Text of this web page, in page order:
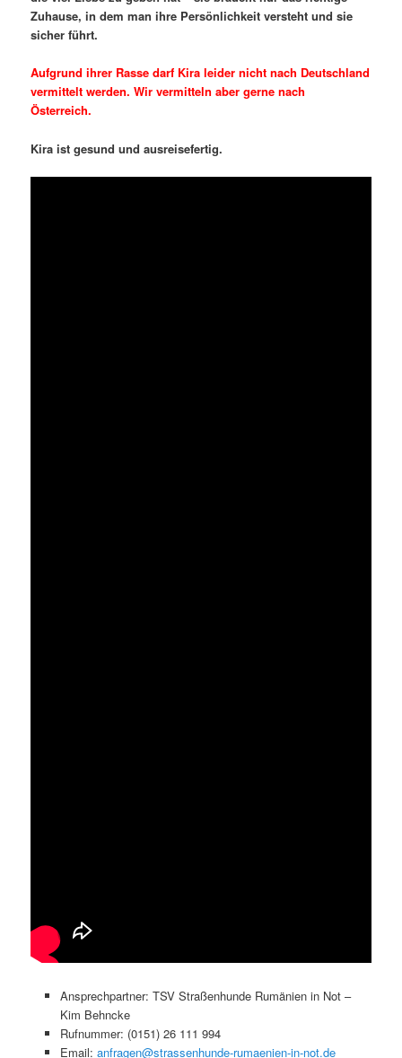
Zuhause, in dem man ihre Persönlichkeit versteht und sie
sicher führt.
Aufgrund ihrer Rasse darf Kira leider nicht nach Deutschland
vermittelt werden. Wir vermitteln aber gerne nach
Österreich.
Kira ist gesund und ausreisefertig.
Ansprechpartner: TSV Straßenhunde Rumänien in Not –
Kim Behncke
Rufnummer: (0151) 26 111 994
Email: anfragen@strassenhunde-rumaenien-in-not.de